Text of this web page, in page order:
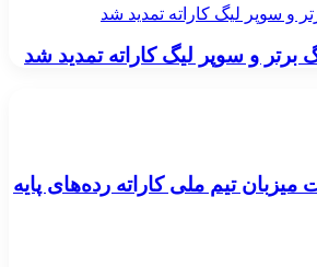
و سوپر لیگ کاراته تمدید شد
برتر و سوپر لیگ کاراته تمدید شد
تیم ملی کاراته رده‌های پایه